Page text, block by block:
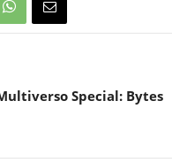
Special: Bytes